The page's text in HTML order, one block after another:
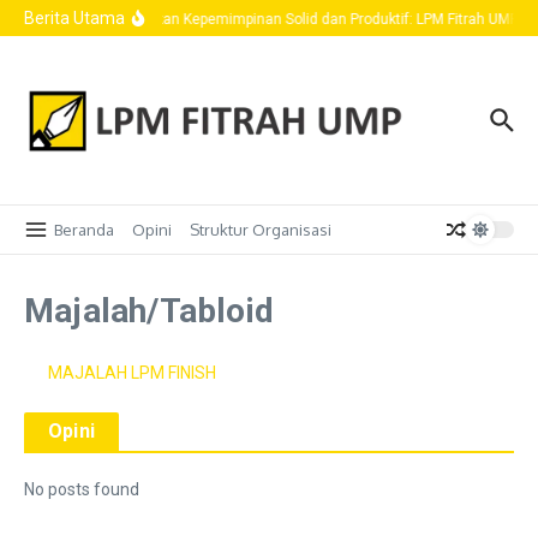
Skip to content
Berita UtamaWujudkan Kepemimpinan Solid dan Produktif: LPM Fitrah UMP
Beranda Opini Struktur Organisasi
Majalah/Tabloid
MAJALAH LPM FINISH
Opini
No posts found